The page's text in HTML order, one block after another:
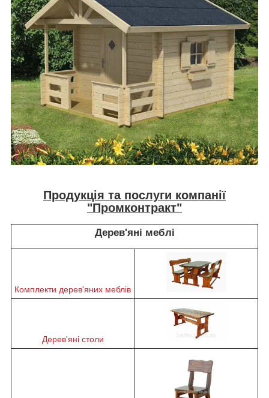
Продукція та послуги компанії
"Промконтракт"
Дерев'яні меблі
Комплекти дерев'яних меблів
Дерев'яні столи